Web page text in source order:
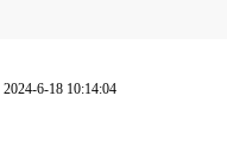
2024-6-18 10:14:04